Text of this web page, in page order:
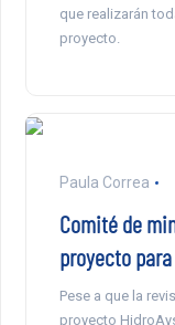
que realizarán
proyecto.
Paula Correa
Comité de
proyecto
Pese a que la
proyecto